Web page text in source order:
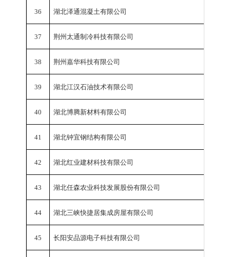
36 湖北泽通混凝土有限公司
37 荆州太通制冷科技有限公司
38 荆州嘉华科技有限公司
39 湖北江汉石油技术有限公司
40 湖北博腾新材料有限公司
41 湖北钟宜钢结构有限公司
42 湖北红业建材科技有限公司
43 湖北任森农业科技发展股份有限公司
44 湖北三峡快捷居集成房屋有限公司
45 长阳安品源电子科技有限公司